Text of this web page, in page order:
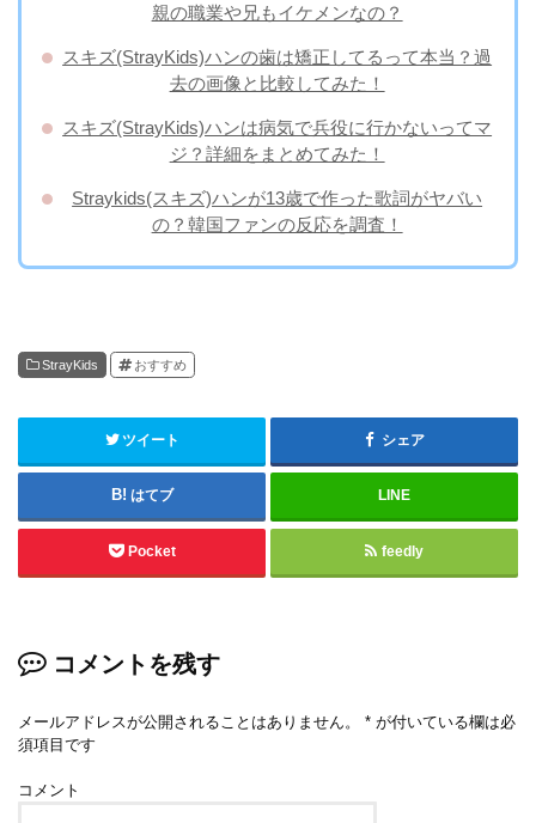
親の職業や兄もイケメンなの？
スキズ(StrayKids)ハンの歯は矯正してるって本当？過
去の画像と比較してみた！
スキズ(StrayKids)ハンは病気で兵役に行かないってマ
ジ？詳細をまとめてみた！
Straykids(スキズ)ハンが13歳で作った歌詞がヤバい
の？韓国ファンの反応を調査！
StrayKids おすすめ
ツイート シェア
はてブ LINE
Pocket feedly
コメントを残す
メールアドレスが公開されることはありません。 * が付いている欄は必
須項目です
コメント